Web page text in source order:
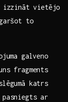
izzināt vietējo
to
galveno
fragments
katrs
ar